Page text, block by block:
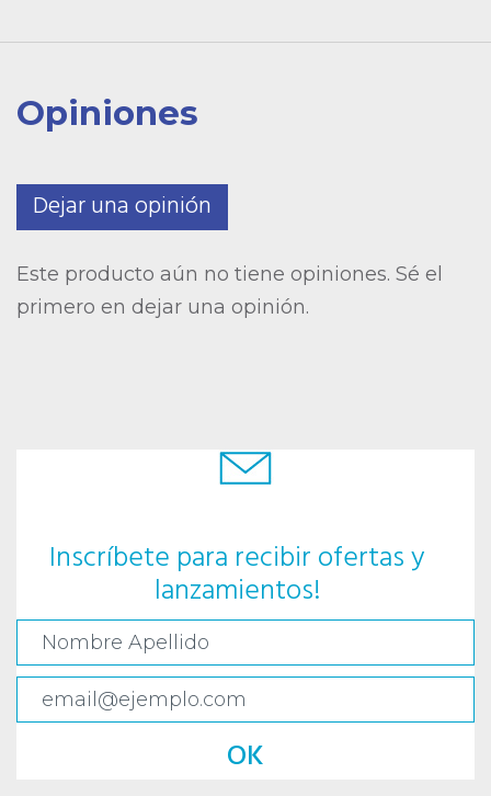
Opiniones
Dejar una opinión
Este producto aún no tiene opiniones. Sé el
primero en dejar una opinión.
Inscríbete para recibir ofertas y
lanzamientos!
OK